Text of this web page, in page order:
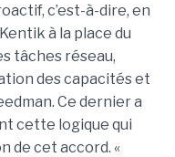
c’est-à-dire, en
à la place du
tâches réseau,
des capacités et
Ce dernier a
cette logique qui
de cet accord. «